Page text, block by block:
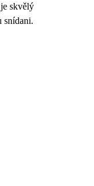
skvělý
snídani.